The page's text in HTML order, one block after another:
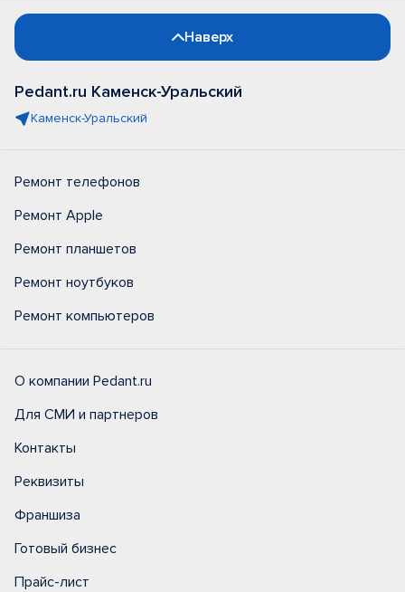
Наверх
Pedant.ru Каменск-Уральский
Каменск-Уральский
Ремонт телефонов
Ремонт Apple
Ремонт планшетов
Ремонт ноутбуков
Ремонт компьютеров
О компании Pedant.ru
Для СМИ и партнеров
Контакты
Реквизиты
Франшиза
Готовый бизнес
Прайс-лист